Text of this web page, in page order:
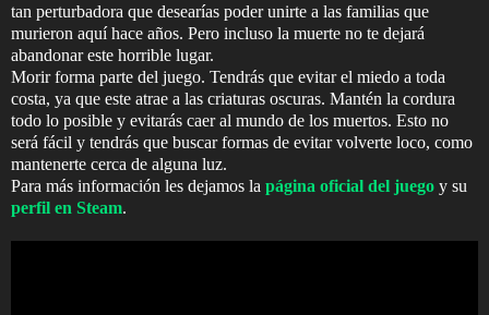
tan perturbadora que desearías poder unirte a las familias que
murieron aquí hace años. Pero incluso la muerte no te dejará
abandonar este horrible lugar.
Morir forma parte del juego. Tendrás que evitar el miedo a toda
costa, ya que este atrae a las criaturas oscuras. Mantén la cordura
todo lo posible y evitarás caer al mundo de los muertos. Esto no
será fácil y tendrás que buscar formas de evitar volverte loco, como
mantenerte cerca de alguna luz.
Para más información les dejamos la página oficial del juego y su
perfil en Steam.